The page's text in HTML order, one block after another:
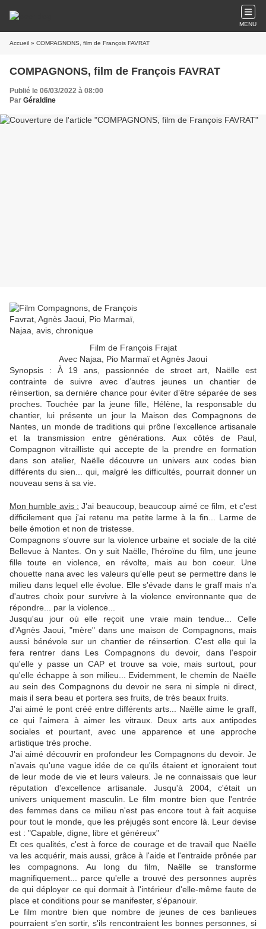
MENU
Accueil » COMPAGNONS, film de François FAVRAT
COMPAGNONS, film de François FAVRAT
Publié le 06/03/2022 à 08:00
Par Géraldine
Film de François Frajat
Avec Najaa, Pio Marmaï et Agnès Jaoui
Synopsis : À 19 ans, passionnée de street art, Naëlle est
contrainte de suivre avec d’autres jeunes un chantier de
réinsertion, sa dernière chance pour éviter d’être séparée de ses
proches. Touchée par la jeune fille, Hélène, la responsable du
chantier, lui présente un jour la Maison des Compagnons de
Nantes, un monde de traditions qui prône l’excellence artisanale
et la transmission entre générations. Aux côtés de Paul,
Compagnon vitrailliste qui accepte de la prendre en formation
dans son atelier, Naëlle découvre un univers aux codes bien
différents du sien... qui, malgré les difficultés, pourrait donner un
nouveau sens à sa vie.
Mon humble avis : J'ai beaucoup, beaucoup aimé ce film, et c'est
difficilement que j'ai retenu ma petite larme à la fin... Larme de
belle émotion et non de tristesse.
Compagnons s'ouvre sur la violence urbaine et sociale de la cité
Bellevue à Nantes. On y suit Naëlle, l'héroïne du film, une jeune
fille toute en violence, en révolte, mais au bon coeur. Une
chouette nana avec les valeurs qu'elle peut se permettre dans le
milieu dans lequel elle évolue. Elle s'évade dans le graff mais n'a
d'autres choix pour survivre à la violence environnante que de
répondre... par la violence...
Jusqu'au jour où elle reçoit une vraie main tendue... Celle
d'Agnès Jaoui, "mère" dans une maison de Compagnons, mais
aussi bénévole sur un chantier de réinsertion. C'est elle qui la
fera rentrer dans Les Compagnons du devoir, dans l'espoir
qu'elle y passe un CAP et trouve sa voie, mais surtout, pour
qu'elle échappe à son milieu... Evidemment, le chemin de Naëlle
au sein des Compagnons du devoir ne sera ni simple ni direct,
mais il sera beau et portera ses fruits, de très beaux fruits.
J'ai aimé le pont créé entre différents arts... Naëlle aime le graff,
ce qui l'aimera à aimer les vitraux. Deux arts aux antipodes
sociales et pourtant, avec une apparence et une approche
artistique très proche.
J'ai aimé découvrir en profondeur les Compagnons du devoir. Je
n'avais qu'une vague idée de ce qu'ils étaient et ignoraient tout
de leur mode de vie et leurs valeurs. Je ne connaissais que leur
réputation d'excellence artisanale. Jusqu'à 2004, c'était un
univers uniquement masculin. Le film montre bien que l'entrée
des femmes dans ce milieu n'est pas encore tout à fait acquise
pour tout le monde, que les préjugés sont encore là. Leur devise
est : "Capable, digne, libre et généreux"
Et ces qualités, c'est à force de courage et de travail que Naëlle
va les acquérir, mais aussi, grâce à l'aide et l'entraide prônée par
les compagnons. Au long du film, Naëlle se transforme
magnifiquement... parce qu'elle a trouvé des personnes auprès
de qui déployer ce qui dormait à l'intérieur d'elle-même faute de
place et conditions pour se manifester, s'épanouir.
Le film montre bien que nombre de jeunes de ces banlieues
pourraient s'en sortir, s'ils rencontraient les bonnes personnes, si